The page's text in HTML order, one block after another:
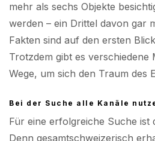
mehr als sechs Objekte
werden – ein Drittel davon gar
Fakten sind auf den ersten
Trotzdem gibt es verschiedene
Wege, um sich den Traum des
Bei der Suche alle Kanäle
Für eine erfolgreiche Suche ist
Denn gesamtschweizerisch